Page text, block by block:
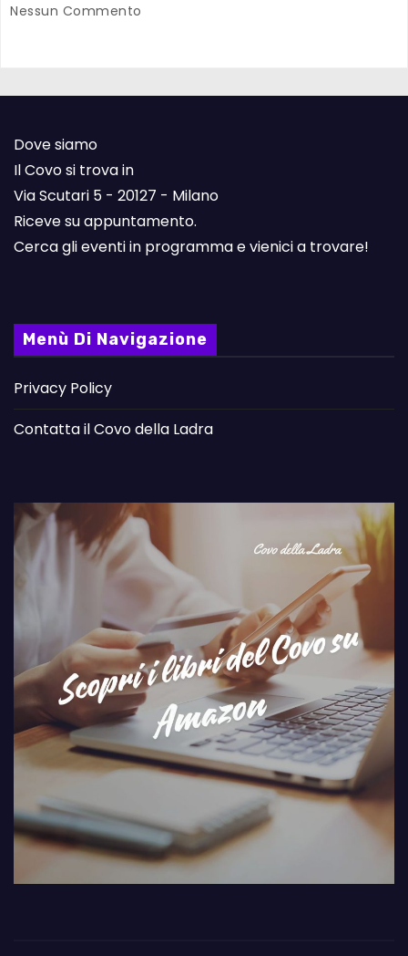
Nessun Commento
Dove siamo
Il Covo si trova in
Via Scutari 5 - 20127 - Milano
Riceve su appuntamento.
Cerca gli eventi in programma e vienici a trovare!
Menù Di Navigazione
Privacy Policy
Contatta il Covo della Ladra